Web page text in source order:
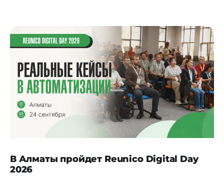
В Алматы пройдет Reunico Digital Day
2026